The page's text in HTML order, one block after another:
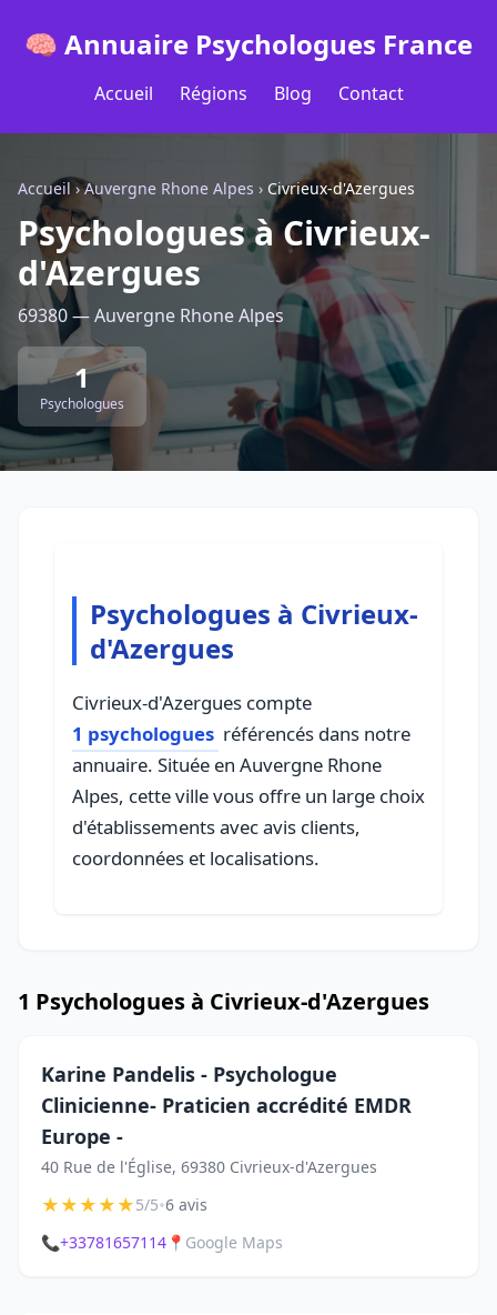
🧠 Annuaire Psychologues France
Accueil Régions Blog Contact
Accueil ›Auvergne Rhone Alpes › Civrieux-d'Azergues
Psychologues à Civrieux-
d'Azergues
69380 — Auvergne Rhone Alpes
1
Psychologues
Psychologues à Civrieux-
d'Azergues
Civrieux-d'Azergues compte
1 psychologues référencés dans notre
annuaire. Située en Auvergne Rhone
Alpes, cette ville vous offre un large choix
d'établissements avec avis clients,
coordonnées et localisations.
1 Psychologues à Civrieux-d'Azergues
Karine Pandelis - Psychologue
Clinicienne- Praticien accrédité EMDR
Europe -
40 Rue de l'Église, 69380 Civrieux-d'Azergues
★★★★★5/5•6 avis
📞+33781657114 📍 Google Maps